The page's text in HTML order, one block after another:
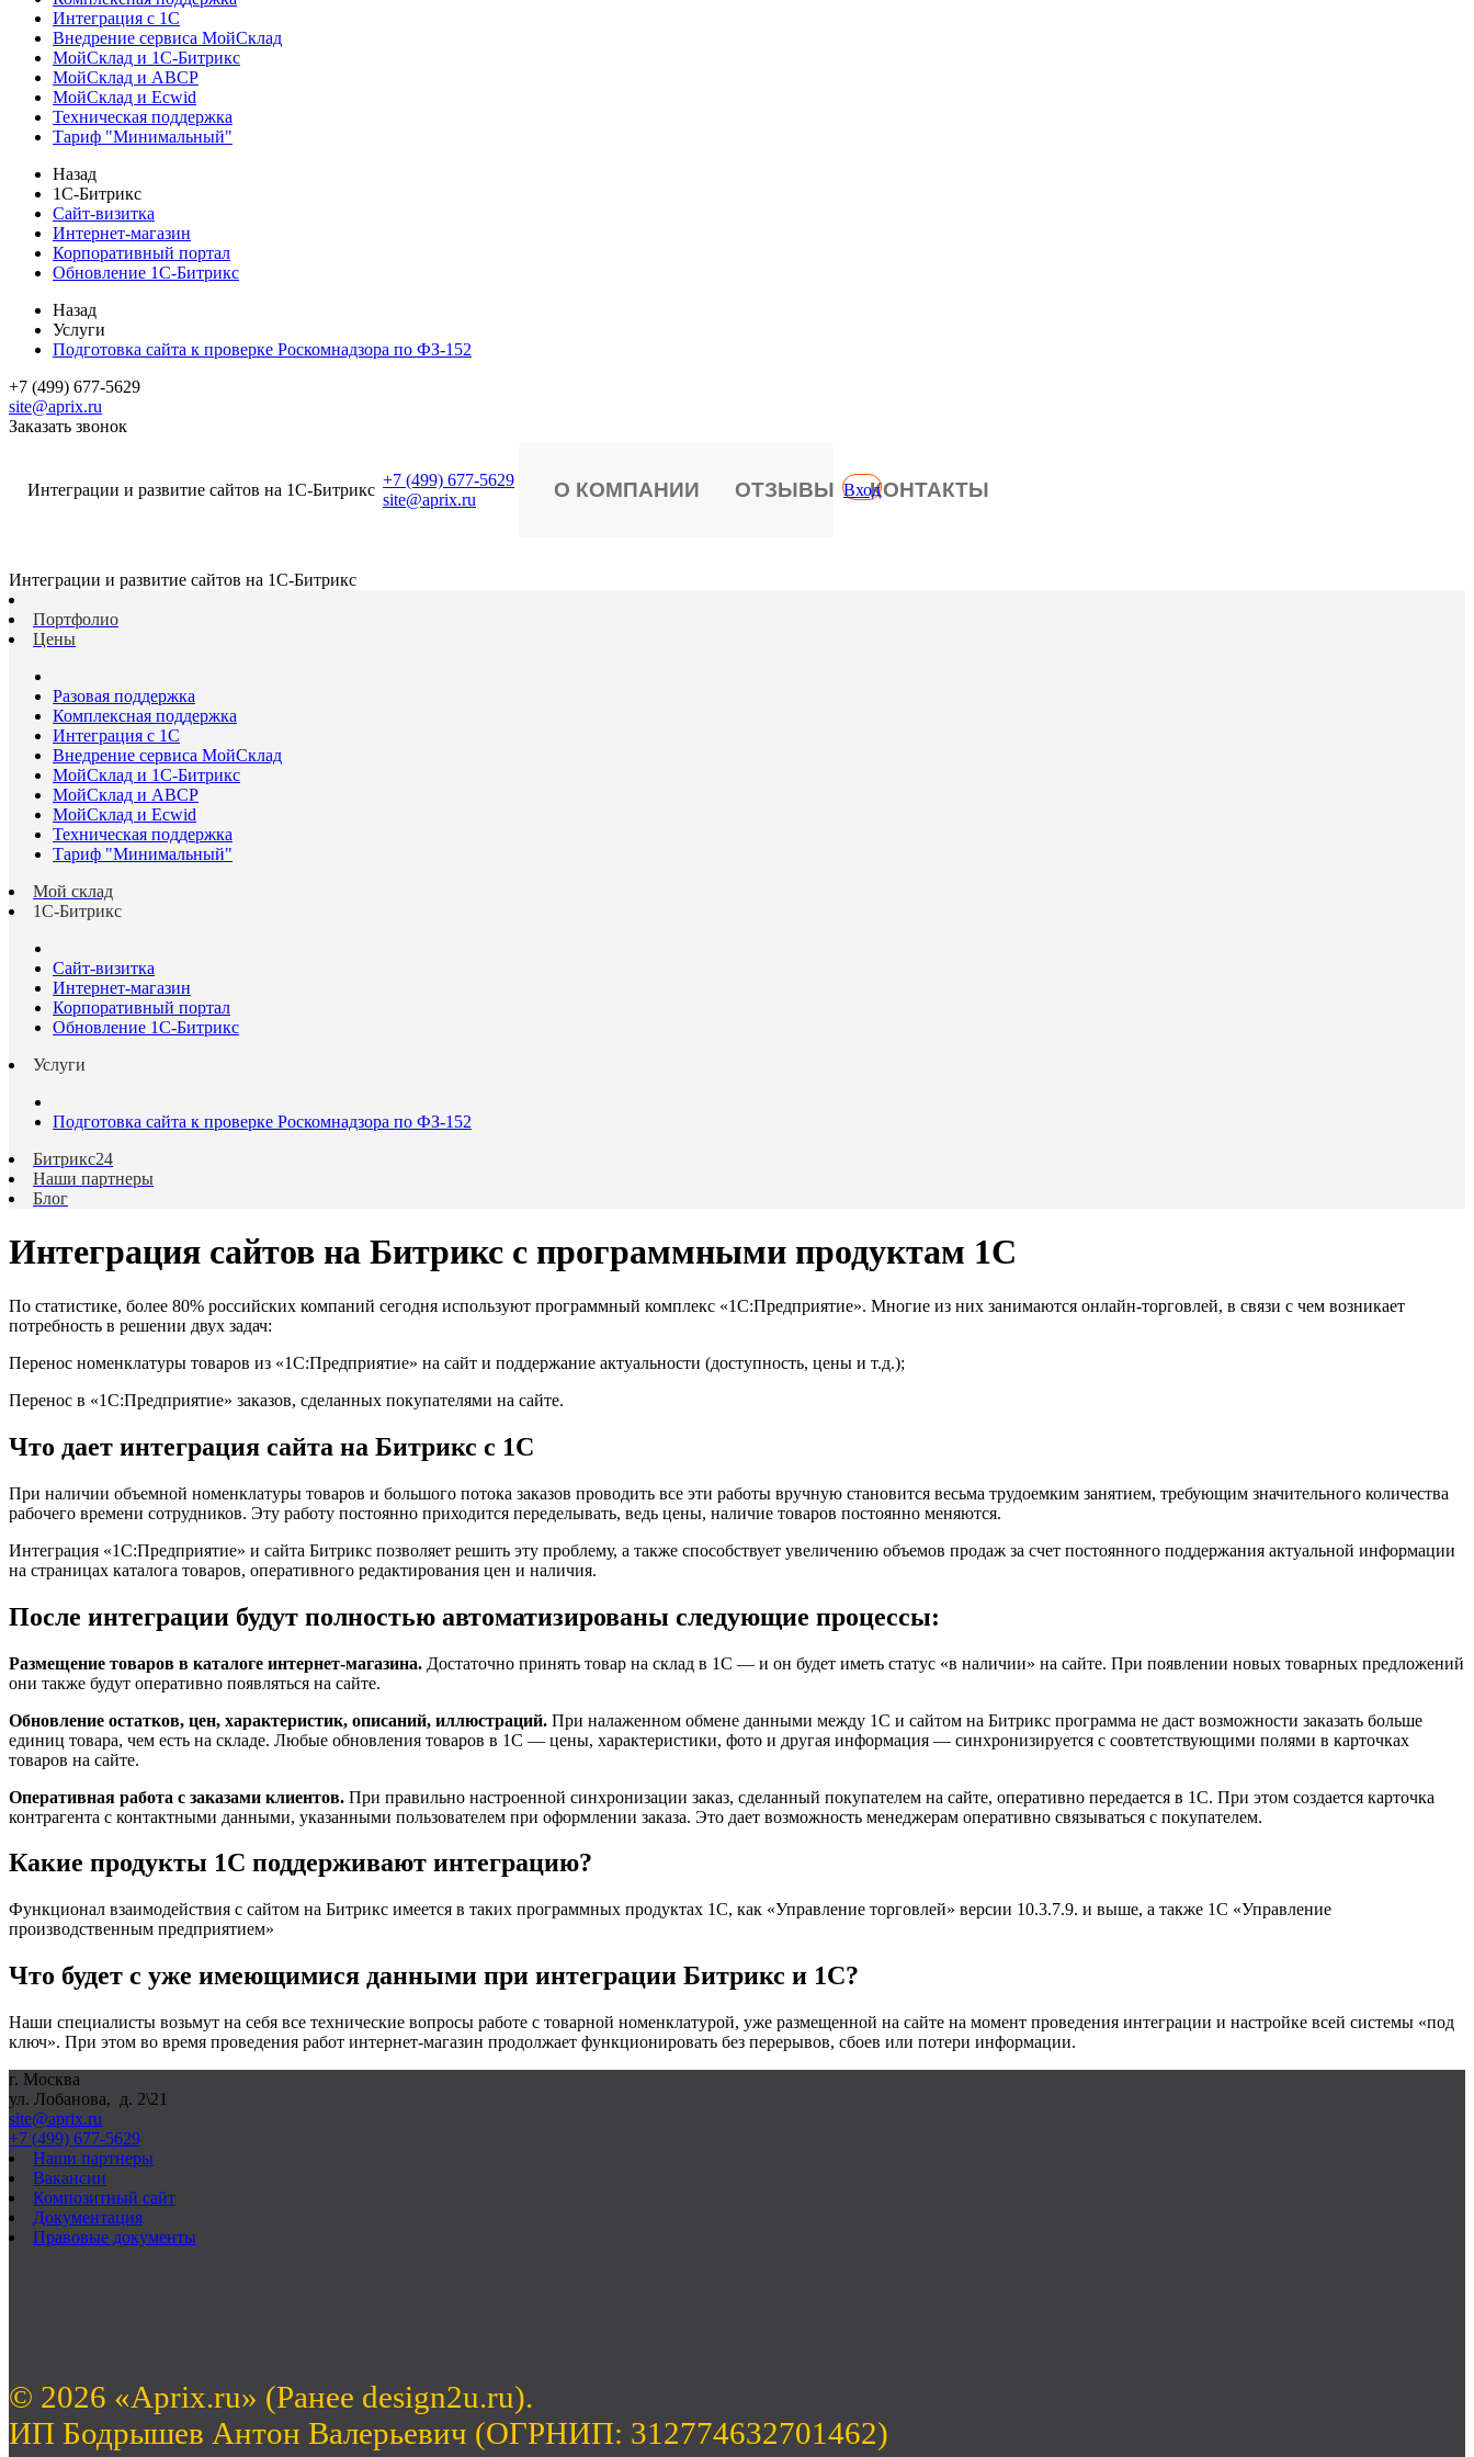
Интеграция с 1С
Внедрение сервиса МойСклад
МойСклад и 1С-Битрикс
МойСклад и ABCP
МойСклад и Ecwid
Техническая поддержка
Тариф "Минимальный"
Назад
1С-Битрикс
Сайт-визитка
Интернет-магазин
Корпоративный портал
Обновление 1С-Битрикс
Назад
Услуги
Подготовка сайта к проверке Роскомнадзора по ФЗ-152
+7 (499) 677-5629
site@aprix.ru
Заказать звонок
Интеграции и развитие сайтов на 1С-Битрикс
+7 (499) 677-5629
site@aprix.ru
О КОМПАНИИ ОТЗЫВЫ КОНТАКТЫ
Вход
Интеграции и развитие сайтов на 1С-Битрикс
Портфолио
Цены
Разовая поддержка
Комплексная поддержка
Интеграция с 1С
Внедрение сервиса МойСклад
МойСклад и 1С-Битрикс
МойСклад и ABCP
МойСклад и Ecwid
Техническая поддержка
Тариф "Минимальный"
Мой склад
1С-Битрикс
Сайт-визитка
Интернет-магазин
Корпоративный портал
Обновление 1С-Битрикс
Услуги
Подготовка сайта к проверке Роскомнадзора по ФЗ-152
Битрикс24
Наши партнеры
Блог
Интеграция сайтов на Битрикс с программными продуктам 1С
По статистике, более 80% российских компаний сегодня используют программный комплекс «1С:Предприятие». Многие из них занимаются онлайн-торговлей, в связи с чем возникает
потребность в решении двух задач:
Перенос номенклатуры товаров из «1С:Предприятие» на сайт и поддержание актуальности (доступность, цены и т.д.);
Перенос в «1С:Предприятие» заказов, сделанных покупателями на сайте.
Что дает интеграция сайта на Битрикс с 1С
При наличии объемной номенклатуры товаров и большого потока заказов проводить все эти работы вручную становится весьма трудоемким занятием, требующим значительного количества
рабочего времени сотрудников. Эту работу постоянно приходится переделывать, ведь цены, наличие товаров постоянно меняются.
Интеграция «1С:Предприятие» и сайта Битрикс позволяет решить эту проблему, а также способствует увеличению объемов продаж за счет постоянного поддержания актуальной информации
на страницах каталога товаров, оперативного редактирования цен и наличия.
После интеграции будут полностью автоматизированы следующие процессы:
Размещение товаров в каталоге интернет-магазина. Достаточно принять товар на склад в 1С — и он будет иметь статус «в наличии» на сайте. При появлении новых товарных предложений
они также будут оперативно появляться на сайте.
Обновление остатков, цен, характеристик, описаний, иллюстраций. При налаженном обмене данными между 1С и сайтом на Битрикс программа не даст возможности заказать больше
единиц товара, чем есть на складе. Любые обновления товаров в 1С — цены, характеристики, фото и другая информация — синхронизируется с соовтетствующими полями в карточках
товаров на сайте.
Оперативная работа с заказами клиентов. При правильно настроенной синхронизации заказ, сделанный покупателем на сайте, оперативно передается в 1С. При этом создается карточка
контрагента с контактными данными, указанными пользователем при оформлении заказа. Это дает возможность менеджерам оперативно связываться с покупателем.
Какие продукты 1С поддерживают интеграцию?
Функционал взаимодействия с сайтом на Битрикс имеется в таких программных продуктах 1С, как «Управление торговлей» версии 10.3.7.9. и выше, а также 1С «Управление
производственным предприятием»
Что будет с уже имеющимися данными при интеграции Битрикс и 1С?
Наши специалисты возьмут на себя все технические вопросы работе с товарной номенклатурой, уже размещенной на сайте на момент проведения интеграции и настройке всей системы «под
ключ». При этом во время проведения работ интернет-магазин продолжает функционировать без перерывов, сбоев или потери информации.
г. Москва
ул. Лобанова, д. 2\21
site@aprix.ru
+7 (499) 677-5629
Наши партнеры
Вакансии
Композитный сайт
Документация
Правовые документы
© 2026 «Aprix.ru» (Ранее design2u.ru).
ИП Бодрышев Антон Валерьевич (ОГРНИП: 312774632701462)